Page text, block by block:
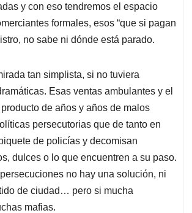
y con eso tendremos el espacio
formales, esos “que si pagan
no sabe ni dónde está parado.
tan simplista, si no tuviera
Esas ventas ambulantes y el
de años y años de malos
persecutorias que de tanto en
de policías y decomisan
dulces o lo que encuentren a su paso.
no hay una solución, ni
de ciudad… pero si mucha
mafias.